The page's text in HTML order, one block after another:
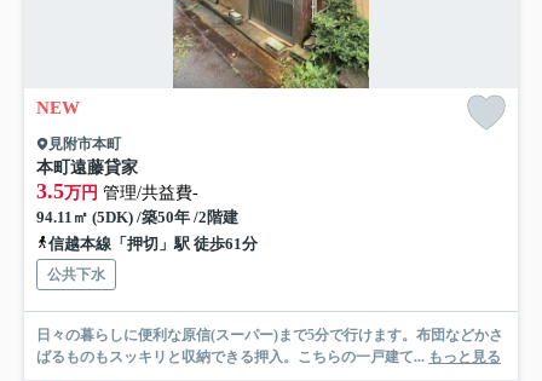
NEW
見附市本町
本町遠藤貸家
3.5万円 管理/共益費-
94.11㎡ (5DK) /築50年 /2階建
信越本線「押切」駅 徒歩61分
公共下水
日々の暮らしに便利な原信(スーパー)まで5分で行けます。布団などかさ
ばるものもスッキリと収納できる押入。こちらの一戸建て... もっと見る